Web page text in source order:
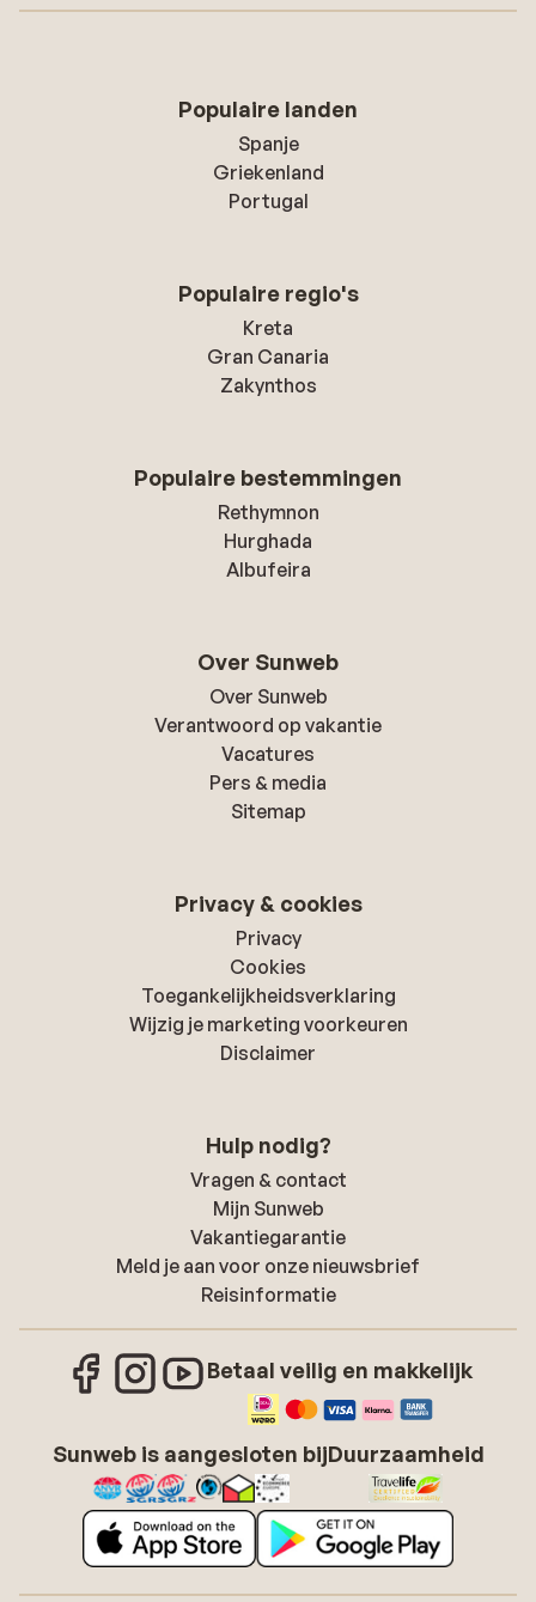
Populaire landen
Spanje
Griekenland
Portugal
Populaire regio's
Kreta
Gran Canaria
Zakynthos
Populaire bestemmingen
Rethymnon
Hurghada
Albufeira
Over Sunweb
Over Sunweb
Verantwoord op vakantie
Vacatures
Pers & media
Sitemap
Privacy & cookies
Privacy
Cookies
Toegankelijkheidsverklaring
Wijzig je marketing voorkeuren
Disclaimer
Hulp nodig?
Vragen & contact
Mijn Sunweb
Vakantiegarantie
Meld je aan voor onze nieuwsbrief
Reisinformatie
Betaal veilig en makkelijk
Sunweb is aangesloten bijDuurzaamheid